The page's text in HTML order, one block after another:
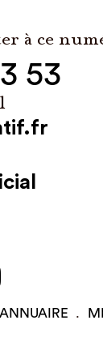
à ce
53
ANNUAIRE